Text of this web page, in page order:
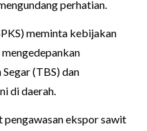
perhatian.
meminta kebijakan
(TBS) dan
di daerah.
ekspor sawit